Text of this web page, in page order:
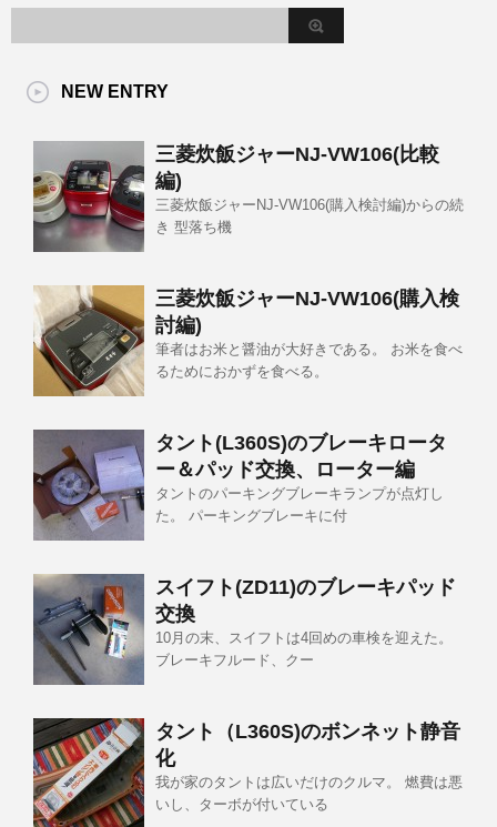
NEW ENTRY
三菱炊飯ジャーNJ-VW106(比較
編)
三菱炊飯ジャーNJ-VW106(購入検討編)からの続
き 型落ち機
三菱炊飯ジャーNJ-VW106(購入検
討編)
筆者はお米と醤油が大好きである。 お米を食べ
るためにおかずを食べる。
タント(L360S)のブレーキロータ
ー＆パッド交換、ローター編
タントのパーキングブレーキランプが点灯し
た。 パーキングブレーキに付
スイフト(ZD11)のブレーキパッド
交換
10月の末、スイフトは4回めの車検を迎えた。
ブレーキフルード、クー
タント（L360S)のボンネット静音
化
我が家のタントは広いだけのクルマ。 燃費は悪
いし、ターボが付いている